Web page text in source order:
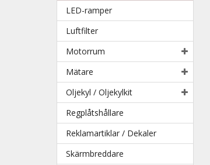
LED-ramper
Luftfilter
Motorrum
Mätare
Oljekyl / Oljekylkit
Regplåtshållare
Reklamartiklar / Dekaler
Skärmbreddare